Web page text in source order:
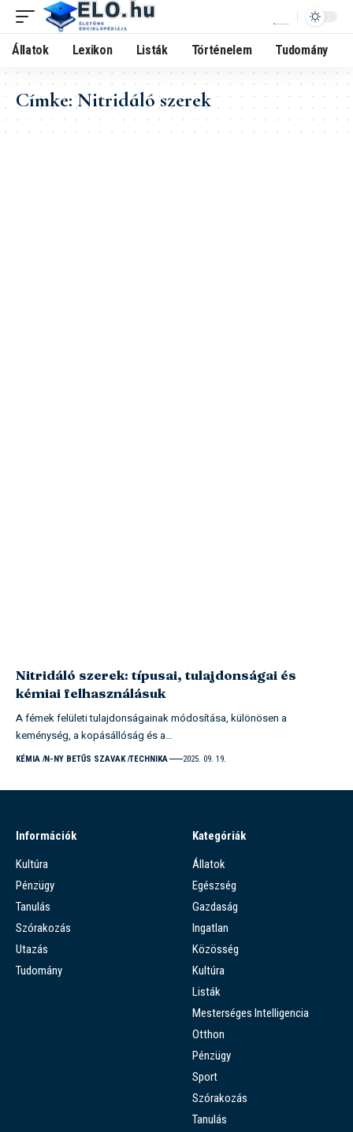
Állatok Lexikon Listák Történelem Tudomány
Címke:Nitridáló szerek
Nitridáló szerek: típusai, tulajdonságai és
kémiai felhasználásuk
A fémek felületi tulajdonságainak módosítása, különösen a
keménység, a kopásállóság és a…
KÉMIA N-NY BETŰS SZAVAK TECHNIKA 2025. 09. 19.
Információk
Kultúra
Pénzügy
Tanulás
Szórakozás
Utazás
Tudomány
Kategóriák
Állatok
Egészség
Gazdaság
Ingatlan
Közösség
Kultúra
Listák
Mesterséges Intelligencia
Otthon
Pénzügy
Sport
Szórakozás
Tanulás